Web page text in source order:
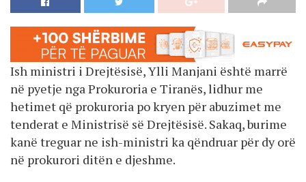
Ish ministri i Drejtësisë, Ylli Manjani është marrë
në pyetje nga Prokuroria e Tiranës, lidhur me
hetimet që prokuroria po kryen për abuzimet me
tenderat e Ministrisë së Drejtësisë. Sakaq, burime
kanë treguar ne ish-ministri ka qëndruar për dy orë
në prokurori ditën e djeshme.